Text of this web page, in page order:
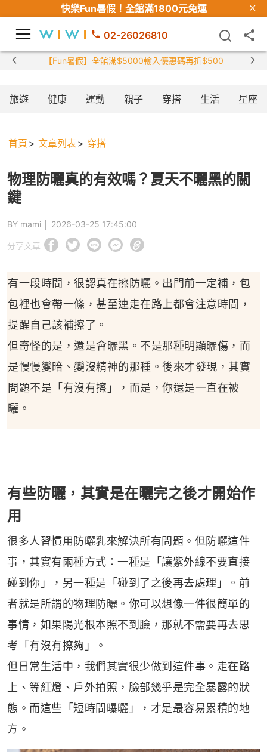
快樂Fun暑假！ 全館滿1800元免運
02-26026810
【限時組合】買2件涼感衣享兒童半價
旅遊 健康 運動 親子 穿搭 生活 星座
首頁 文章列表 穿搭
物理防曬真的有效嗎？夏天不曬黑的關
鍵
BY mami │ 2026-03-25 17:45:00
分享文章
有一段時間，很認真在擦防曬。出門前一定補，包
包裡也會帶一條，甚至連走在路上都會注意時間，
提醒自己該補擦了。
但奇怪的是，還是會曬黑。不是那種明顯曬傷，而
是慢慢變暗、變沒精神的那種。後來才發現，其實
問題不是「有沒有擦」，而是，你還是一直在被
曬。
有些防曬，其實是在曬完之後才開始作
用
很多人習慣用防曬乳來解決所有問題。但防曬這件
事，其實有兩種方式：一種是「讓紫外線不要直接
碰到你」，另一種是「碰到了之後再去處理」。前
者就是所謂的物理防曬。你可以想像一件很簡單的
事情，如果陽光根本照不到臉，那就不需要再去思
考「有沒有擦夠」。
但日常生活中，我們其實很少做到這件事。走在路
上、等紅燈、戶外拍照，臉部幾乎是完全暴露的狀
態。而這些「短時間曝曬」，才是最容易累積的地
方。